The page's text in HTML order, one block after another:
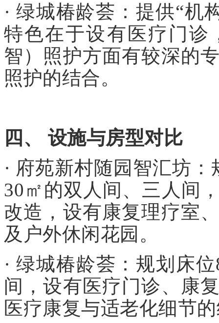
· 绿城椿龄荟：提供“机
特色在于设有医疗门诊
智）照护方面有较深的
照护的结合。
四、 设施与房型对比
· 府苑新村随园智汇坊
30㎡的双人间、三人间
改造，设有康复理疗室
及户外休闲花园。
· 绿城椿龄荟：规划床
间，设有医疗门诊、康
医疗康复与适老化细节